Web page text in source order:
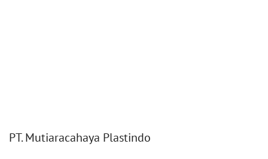
PT. Mutiaracahaya Plastindo